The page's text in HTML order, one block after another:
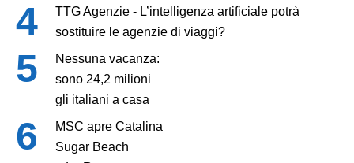
TTG Agenzie - L’intelligenza artificiale potrà
sostituire le agenzie di viaggi?
Nessuna vacanza:
sono 24,2 milioni
gli italiani a casa
MSC apre Catalina
Sugar Beach